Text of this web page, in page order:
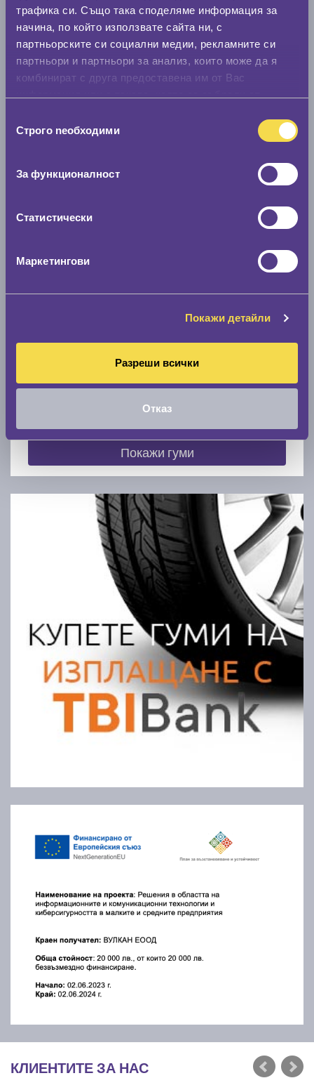
трафика си. Също така споделяме информация за
начина, по който използвате сайта ни, с
партньорските си социални медии, рекламните си
партньори и партньори за анализ, които може да я
комбинират с друга предоставена им от Вас
наСтрого nеобходими
За функционалност
Статистически
Маркетингови
Покажи детайли
Разреши всички
Отказ
Стар размер
Намери гуми с новия размер
Модел
Покажи гуми
КЛИЕНТИТЕ ЗА НАС